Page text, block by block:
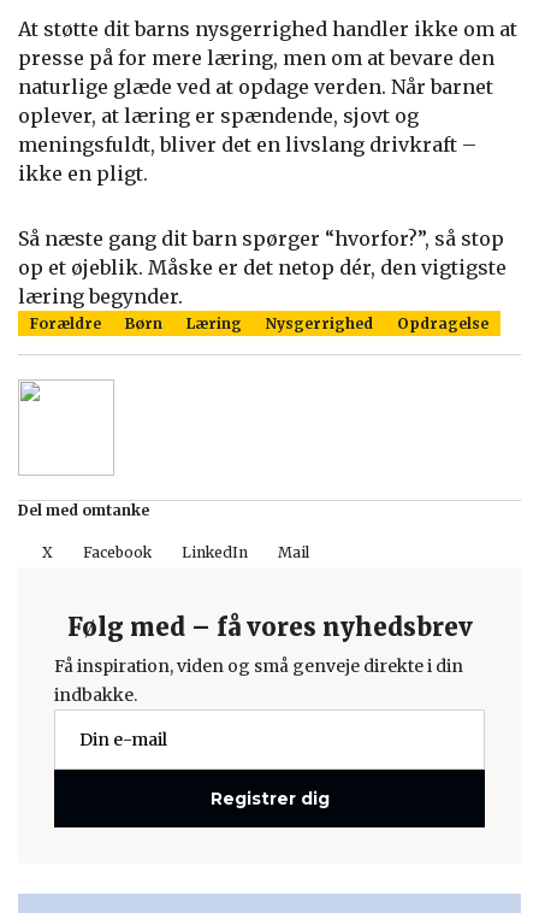
At støtte dit barns nysgerrighed handler ikke om at
presse på for mere læring, men om at bevare den
naturlige glæde ved at opdage verden. Når barnet
oplever, at læring er spændende, sjovt og
meningsfuldt, bliver det en livslang drivkraft –
ikke en pligt.
Så næste gang dit barn spørger “hvorfor?”, så stop
op et øjeblik. Måske er det netop dér, den vigtigste
læring begynder.
Forældre Børn Læring Nysgerrighed Opdragelse
Del med omtanke
X Facebook LinkedIn Mail
Følg med – få vores nyhedsbrev
Få inspiration, viden og små genveje direkte i din
indbakke.
Registrer dig